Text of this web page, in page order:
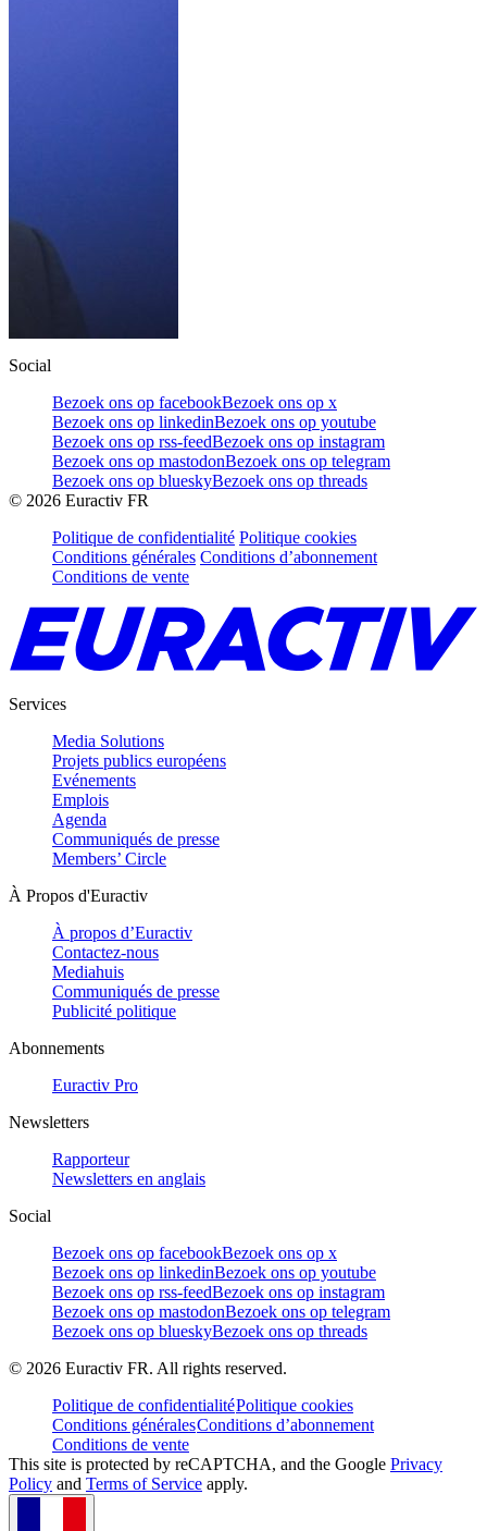
Social
Bezoek ons op facebookBezoek ons op x
Bezoek ons op linkedinBezoek ons op youtube
Bezoek ons op rss-feedBezoek ons op instagram
Bezoek ons op mastodonBezoek ons op telegram
Bezoek ons op blueskyBezoek ons op threads
© 2026 Euractiv FR
Politique de confidentialité Politique cookies
Conditions générales Conditions d’abonnement
Conditions de vente
Services
Media Solutions
Projets publics européens
Evénements
Emplois
Agenda
Communiqués de presse
Members’ Circle
À Propos d'Euractiv
À propos d’Euractiv
Contactez-nous
Mediahuis
Communiqués de presse
Publicité politique
Abonnements
Euractiv Pro
Newsletters
Rapporteur
Newsletters en anglais
Social
Bezoek ons op facebookBezoek ons op x
Bezoek ons op linkedinBezoek ons op youtube
Bezoek ons op rss-feedBezoek ons op instagram
Bezoek ons op mastodonBezoek ons op telegram
Bezoek ons op blueskyBezoek ons op threads
© 2026 Euractiv FR. All rights reserved.
Politique de confidentialitéPolitique cookies
Conditions généralesConditions d’abonnement
Conditions de vente
This site is protected by reCAPTCHA, and the Google Privacy
Policy and Terms of Service apply.